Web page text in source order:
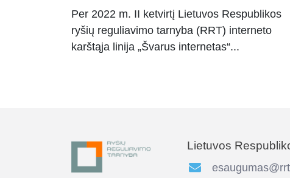
Per 2022 m. II ketvirtį Lietuvos Respublikos
ryšių reguliavimo tarnyba (RRT) interneto
karštąja linija „Švarus internetas“...
Lietuvos